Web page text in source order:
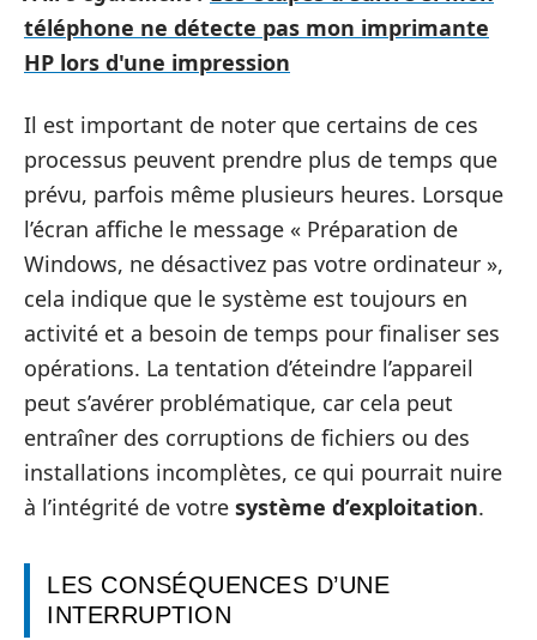
téléphone ne détecte pas mon imprimante
HP lors d'une impression
Il est important de noter que certains de ces
processus peuvent prendre plus de temps que
prévu, parfois même plusieurs heures. Lorsque
l’écran affiche le message « Préparation de
Windows, ne désactivez pas votre ordinateur »,
cela indique que le système est toujours en
activité et a besoin de temps pour finaliser ses
opérations. La tentation d’éteindre l’appareil
peut s’avérer problématique, car cela peut
entraîner des corruptions de fichiers ou des
installations incomplètes, ce qui pourrait nuire
à l’intégrité de votre système d’exploitation.
LES CONSÉQUENCES D’UNE
INTERRUPTION